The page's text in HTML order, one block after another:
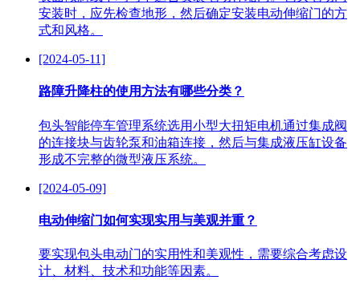
安装时，应先检查地形，然后确定安装电动伸缩门的方
式和风格。
[2024-05-11]
路障升降柱的使用方法有哪些分类？
包头智能停车管理系统选用小型大扭矩电机通过集成阀
的连接块与齿轮泵和油箱连接，然后与集成液压缸设备
形成不完整的微型液压系统。
[2024-05-09]
电动伸缩门如何实现实用与美观并重？
要实现包头电动门的实用性和美观性，需要综合考虑设
计、材料、技术和功能等因素。